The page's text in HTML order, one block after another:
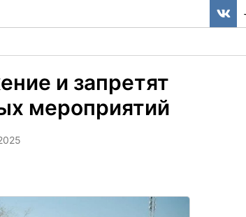
и запретят
мероприятий